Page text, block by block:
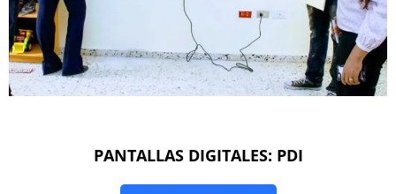
PANTALLAS DIGITALES: PDI